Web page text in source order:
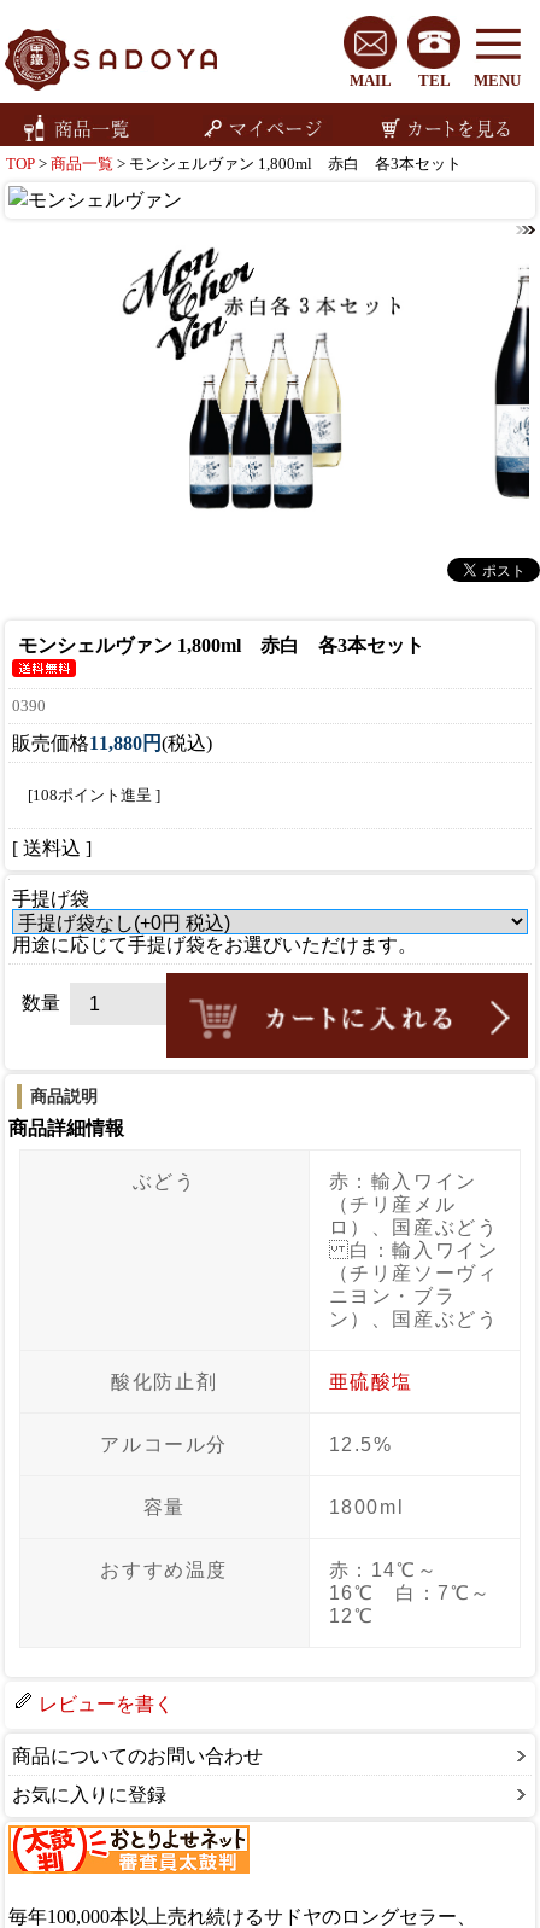
MENU
TEL
MAIL
TOP > 商品一覧 > モンシェルヴァン 1,800ml 赤白 各3本セット
モンシェルヴァン 1,800ml 赤白 各3本セット
0390
販売価格11,880円(税込)
[108ポイント進呈 ]
[ 送料込 ]
手提げ袋
用途に応じて手提げ袋をお選びいただけます。
数量
商品説明
商品詳細情報
ぶどう
赤：輸入ワイン
（チリ産メル
ロ）、国産ぶどう
白：輸入ワイン
（チリ産ソーヴィ
ニヨン・ブラ
ン）、国産ぶどう
酸化防止剤 亜硫酸塩
アルコール分 12.5%
容量 1800ml
おすすめ温度
赤：14℃～
16℃ 白：7℃～
12℃
レビューを書く
商品についてのお問い合わせ
お気に入りに登録
毎年100,000本以上売れ続けるサドヤのロングセラー、